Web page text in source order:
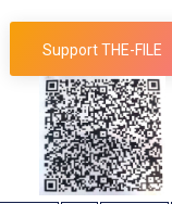
Support THE-FILE